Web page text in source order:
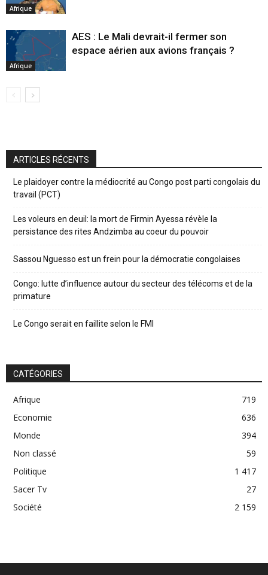
Afrique
Afrique
AES : Le Mali devrait-il fermer son
espace aérien aux avions français ?
ARTICLES RÉCENTS
Le plaidoyer contre la médiocrité au Congo post parti congolais du
travail (PCT)
Les voleurs en deuil: la mort de Firmin Ayessa révèle la
persistance des rites Andzimba au coeur du pouvoir
Sassou Nguesso est un frein pour la démocratie congolaises
Congo: lutte d’influence autour du secteur des télécoms et de la
primature
Le Congo serait en faillite selon le FMI
CATÉGORIES
Afrique
719
Economie
636
Monde
394
Non classé
59
Politique
1 417
Sacer Tv
27
Société
2 159